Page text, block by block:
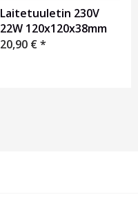
Laitetuuletin 230V
22W 120x120x38mm
20,90 €*